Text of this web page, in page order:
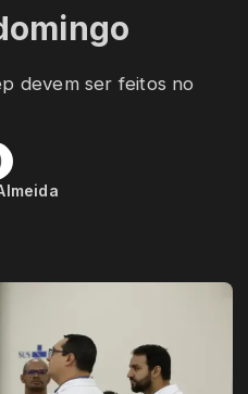
devem ser feitos no